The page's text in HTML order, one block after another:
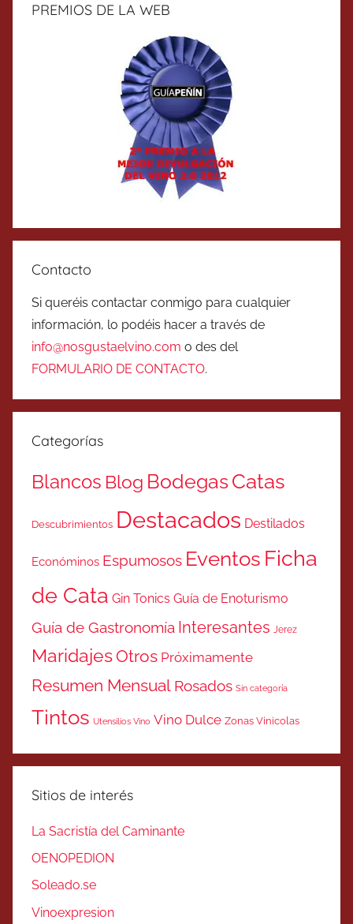
PREMIOS DE LA WEB
Contacto
Si queréis contactar conmigo para cualquier
información, lo podéis hacer a través de
info@nosgustaelvino.com o des del
FORMULARIO DE CONTACTO.
Categorías
Blancos Blog BodegasCatas
Descubrimientos Destacados Destilados
Económinos Espumosos Eventos Ficha
de Cata Gin Tonics Guía de Enoturismo
Guía de Gastronomía Interesantes Jerez
MaridajesOtros Próximamente
Resumen Mensual Rosados Sin categoría
Tintos Utensilios Vino Vino Dulce Zonas Vinicolas
Sitios de interés
La Sacristía del Caminante
OENOPEDION
Soleado.se
Vinoexpresion